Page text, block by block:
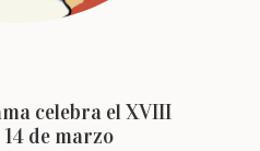
celebra el XVIII
de marzo